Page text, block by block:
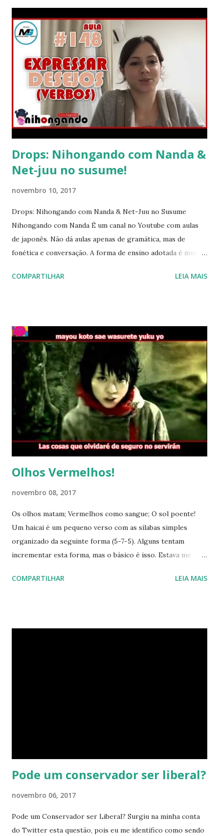
Não posso garantir quando — ou se — retornarei. Neste
momento, minha prioridade precisa ser cuidar da minha
saúde e buscar qualidade de vida dentro das limitações que
enfrento. Quero agradecer imensamente a cada um de
vocês que esteve comigo, que leu, comentou, compartilho...
Drops: Nihongando com Nanda &
Net-juu no susume!
novembro 10, 2017
Drops: Nihongando com Nanda & Net-Juu no Susume
Nihongando com Nanda É um canal no Youtube com aulas
de japonês. Não dá aulas apenas de gramática, mas de
fonética e conversação. A forma de ensino adotada é muito
por exemplo, formulários, compras, produtos e, com isso,
tem interesse em aprender o japonês, se inscreva no canal
dela e entre em contato. Ela torna o japonês muito fácil!
Net-Juu no susume ( assista ) Estou adorando este animê.
Ele trata de uma linda mulher, em seus 30 anos, que
abandona o emprego e decide se isolar da sociedade. Nesse
ponto, o autor poderia procurar a melancolia da solidão,
mas optou pelo humor das relações virtuais, pois ela passa
todos os seus dias jogando um MMO. Neste jogo, ela
encontra o...
COMPARTILHAR LEIA MAIS
Olhos Vermelhos!
novembro 08, 2017
Os olhos matam; Vermelhos como sangue; O sol poente!
Um haicai é um pequeno verso com as sílabas simples
organizado da seguinte forma (5-7-5). Alguns tentam
incrementar esta forma, mas o básico é isso. Estava me
eles reluzem vermelhos. Acho lindo. No último verso fiz
COMPARTILHAR LEIA MAIS
Pode um conservador ser liberal?
novembro 06, 2017
Pode um Conservador ser Liberal? Surgiu na minha conta
do Twitter esta questão, pois eu me identifico como sendo